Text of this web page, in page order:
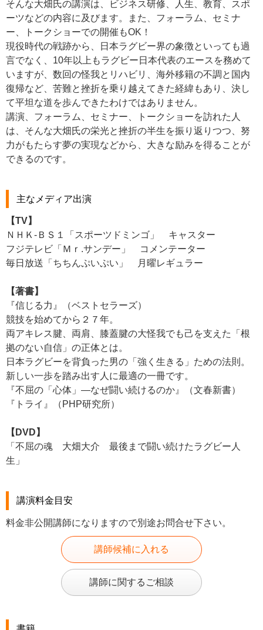
そんな大畑氏の講演は、ビジネス研修、人生、教育、スポ
ーツなどの内容に及びます。また、フォーラム、セミナ
ー、トークショーでの開催もOK！
現役時代の戦跡から、日本ラグビー界の象徴といっても過
言でなく、10年以上もラグビー日本代表のエースを務めて
いますが、数回の怪我とリハビリ、海外移籍の不調と国内
復帰など、苦難と挫折を乗り越えてきた経緯もあり、決し
て平坦な道を歩んできたわけではありません。
講演、フォーラム、セミナー、トークショーを訪れた人
は、そんな大畑氏の栄光と挫折の半生を振り返りつつ、努
力がもたらす夢の実現などから、大きな励みを得ることが
できるのです。
主なメディア出演
【TV】
ＮＨＫ-ＢＳ１「スポーツドミンゴ」 キャスター
フジテレビ「Ｍｒ.サンデー」 コメンテーター
毎日放送「ちちんぷいぷい」 月曜レギュラー
【著書】
『信じる力』（ベストセラーズ）
競技を始めてから２７年。
両アキレス腱、両肩、膝蓋腱の大怪我でも己を支えた「根
拠のない自信」の正体とは。
日本ラグビーを背負った男の「強く生きる」ための法則。
新しい一歩を踏み出す人に最適の一冊です。
『不屈の「心体」―なぜ闘い続けるのか』（文春新書）
『トライ』（PHP研究所）
【DVD】
「不屈の魂 大畑大介 最後まで闘い続けたラグビー人
生」
講演料金目安
料金非公開講師になりますので別途お問合せ下さい。
講師候補に入れる
講師に関するご相談